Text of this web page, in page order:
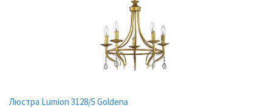
Люстра Lumion 3128/5 Goldena